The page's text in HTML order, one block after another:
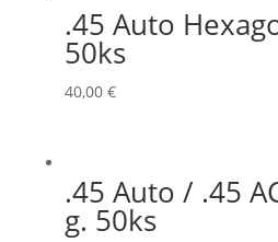
.45 Auto
50ks
40,00 €
.45 Auto / .45
g. 50ks